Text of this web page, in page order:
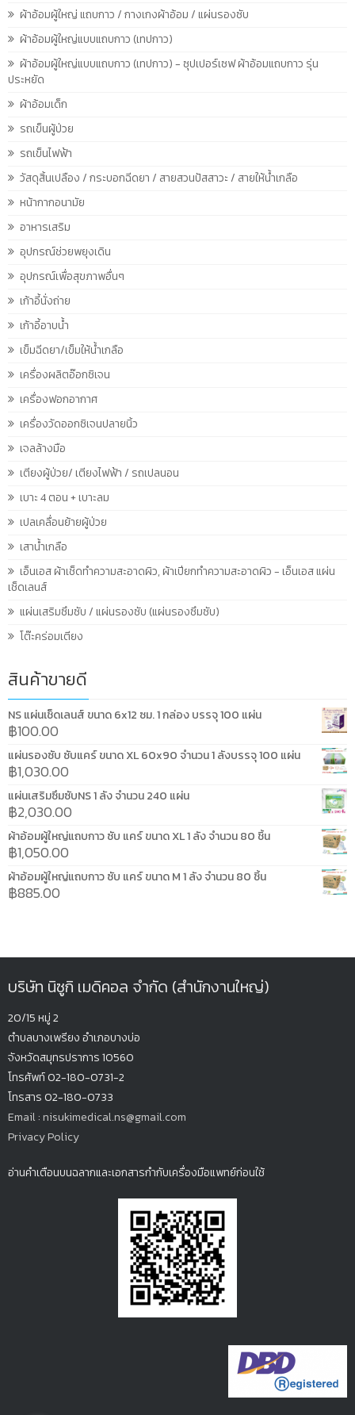
ผ้าอ้อมผู้ใหญ่ แถบกาว / กางเกงผ้าอ้อม / แผ่นรองซับ
ผ้าอ้อมผู้ใหญ่แบบแถบกาว (เทปกาว)
ผ้าอ้อมผู้ใหญ่แบบแถบกาว (เทปกาว) - ซุปเปอร์เซฟ ผ้าอ้อมแถบกาว รุ่น
ประหยัด
ผ้าอ้อมเด็ก
รถเข็นผู้ป่วย
รถเข็นไฟฟ้า
วัสดุสิ้นเปลือง / กระบอกฉีดยา / สายสวนปัสสาวะ / สายให้น้ำเกลือ
หน้ากากอนามัย
อาหารเสริม
อุปกรณ์ช่วยพยุงเดิน
อุปกรณ์เพื่อสุขภาพอื่นๆ
เก้าอี้นั่งถ่าย
เก้าอี้อาบน้ำ
เข็มฉีดยา/เข็มให้น้ำเกลือ
เครื่องผลิตอ๊อกซิเจน
เครื่องฟอกอากาศ
เครื่องวัดออกซิเจนปลายนิ้ว
เจลล้างมือ
เตียงผู้ป่วย/ เตียงไฟฟ้า / รถเปลนอน
เบาะ 4 ตอน + เบาะลม
เปลเคลื่อนย้ายผู้ป่วย
เสาน้ำเกลือ
เอ็นเอส ผ้าเช็ดทำความสะอาดผิว, ผ้าเปียกทำความสะอาดผิว - เอ็นเอส แผ่น
เช็ดเลนส์
แผ่นเสริมซึมซับ / แผ่นรองซับ (แผ่นรองซึมซับ)
โต๊ะคร่อมเตียง
สินค้าขายดี
NS แผ่นเช็ดเลนส์ ขนาด 6x12 ซม. 1 กล่อง บรรจุ 100 แผ่น
฿100.00
แผ่นรองซับ ซับแคร์ ขนาด XL 60x90 จำนวน 1 ลังบรรจุ 100 แผ่น
฿1,030.00
แผ่นเสริมซึมซับNS 1 ลัง จำนวน 240 แผ่น
฿2,030.00
ผ้าอ้อมผู้ใหญ่แถบกาว ซับ แคร์ ขนาด XL 1 ลัง จำนวน 80 ชิ้น
฿1,050.00
ผ้าอ้อมผู้ใหญ่แถบกาว ซับ แคร์ ขนาด M 1 ลัง จำนวน 80 ชิ้น
฿885.00
บริษัท นิซูกิ เมดิคอล จำกัด (สำนักงานใหญ่)
20/15 หมู่ 2
ตำบลบางเพรียงอำเภอบางบ่อ
จังหวัดสมุทรปราการ 10560
โทรศัพท์ 02-180-0731-2
โทรสาร 02-180-0733
Email : nisukimedical.ns@gmail.com
Privacy Policy
อ่านคำเตือนบนฉลากและเอกสารกำกับเครื่องมือแพทย์ก่อนใช้